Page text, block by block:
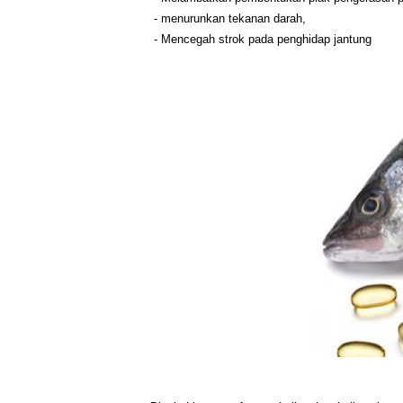
- menurunkan tekanan darah,
- Mencegah strok pada penghidap jantung